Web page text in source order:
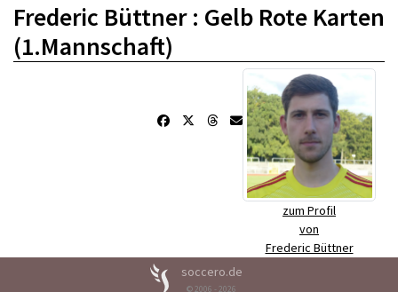
Frederic Büttner : Gelb Rote Karten
(1.Mannschaft)
zum Profil
von
Frederic Büttner
soccero.de
© 2006 - 2026